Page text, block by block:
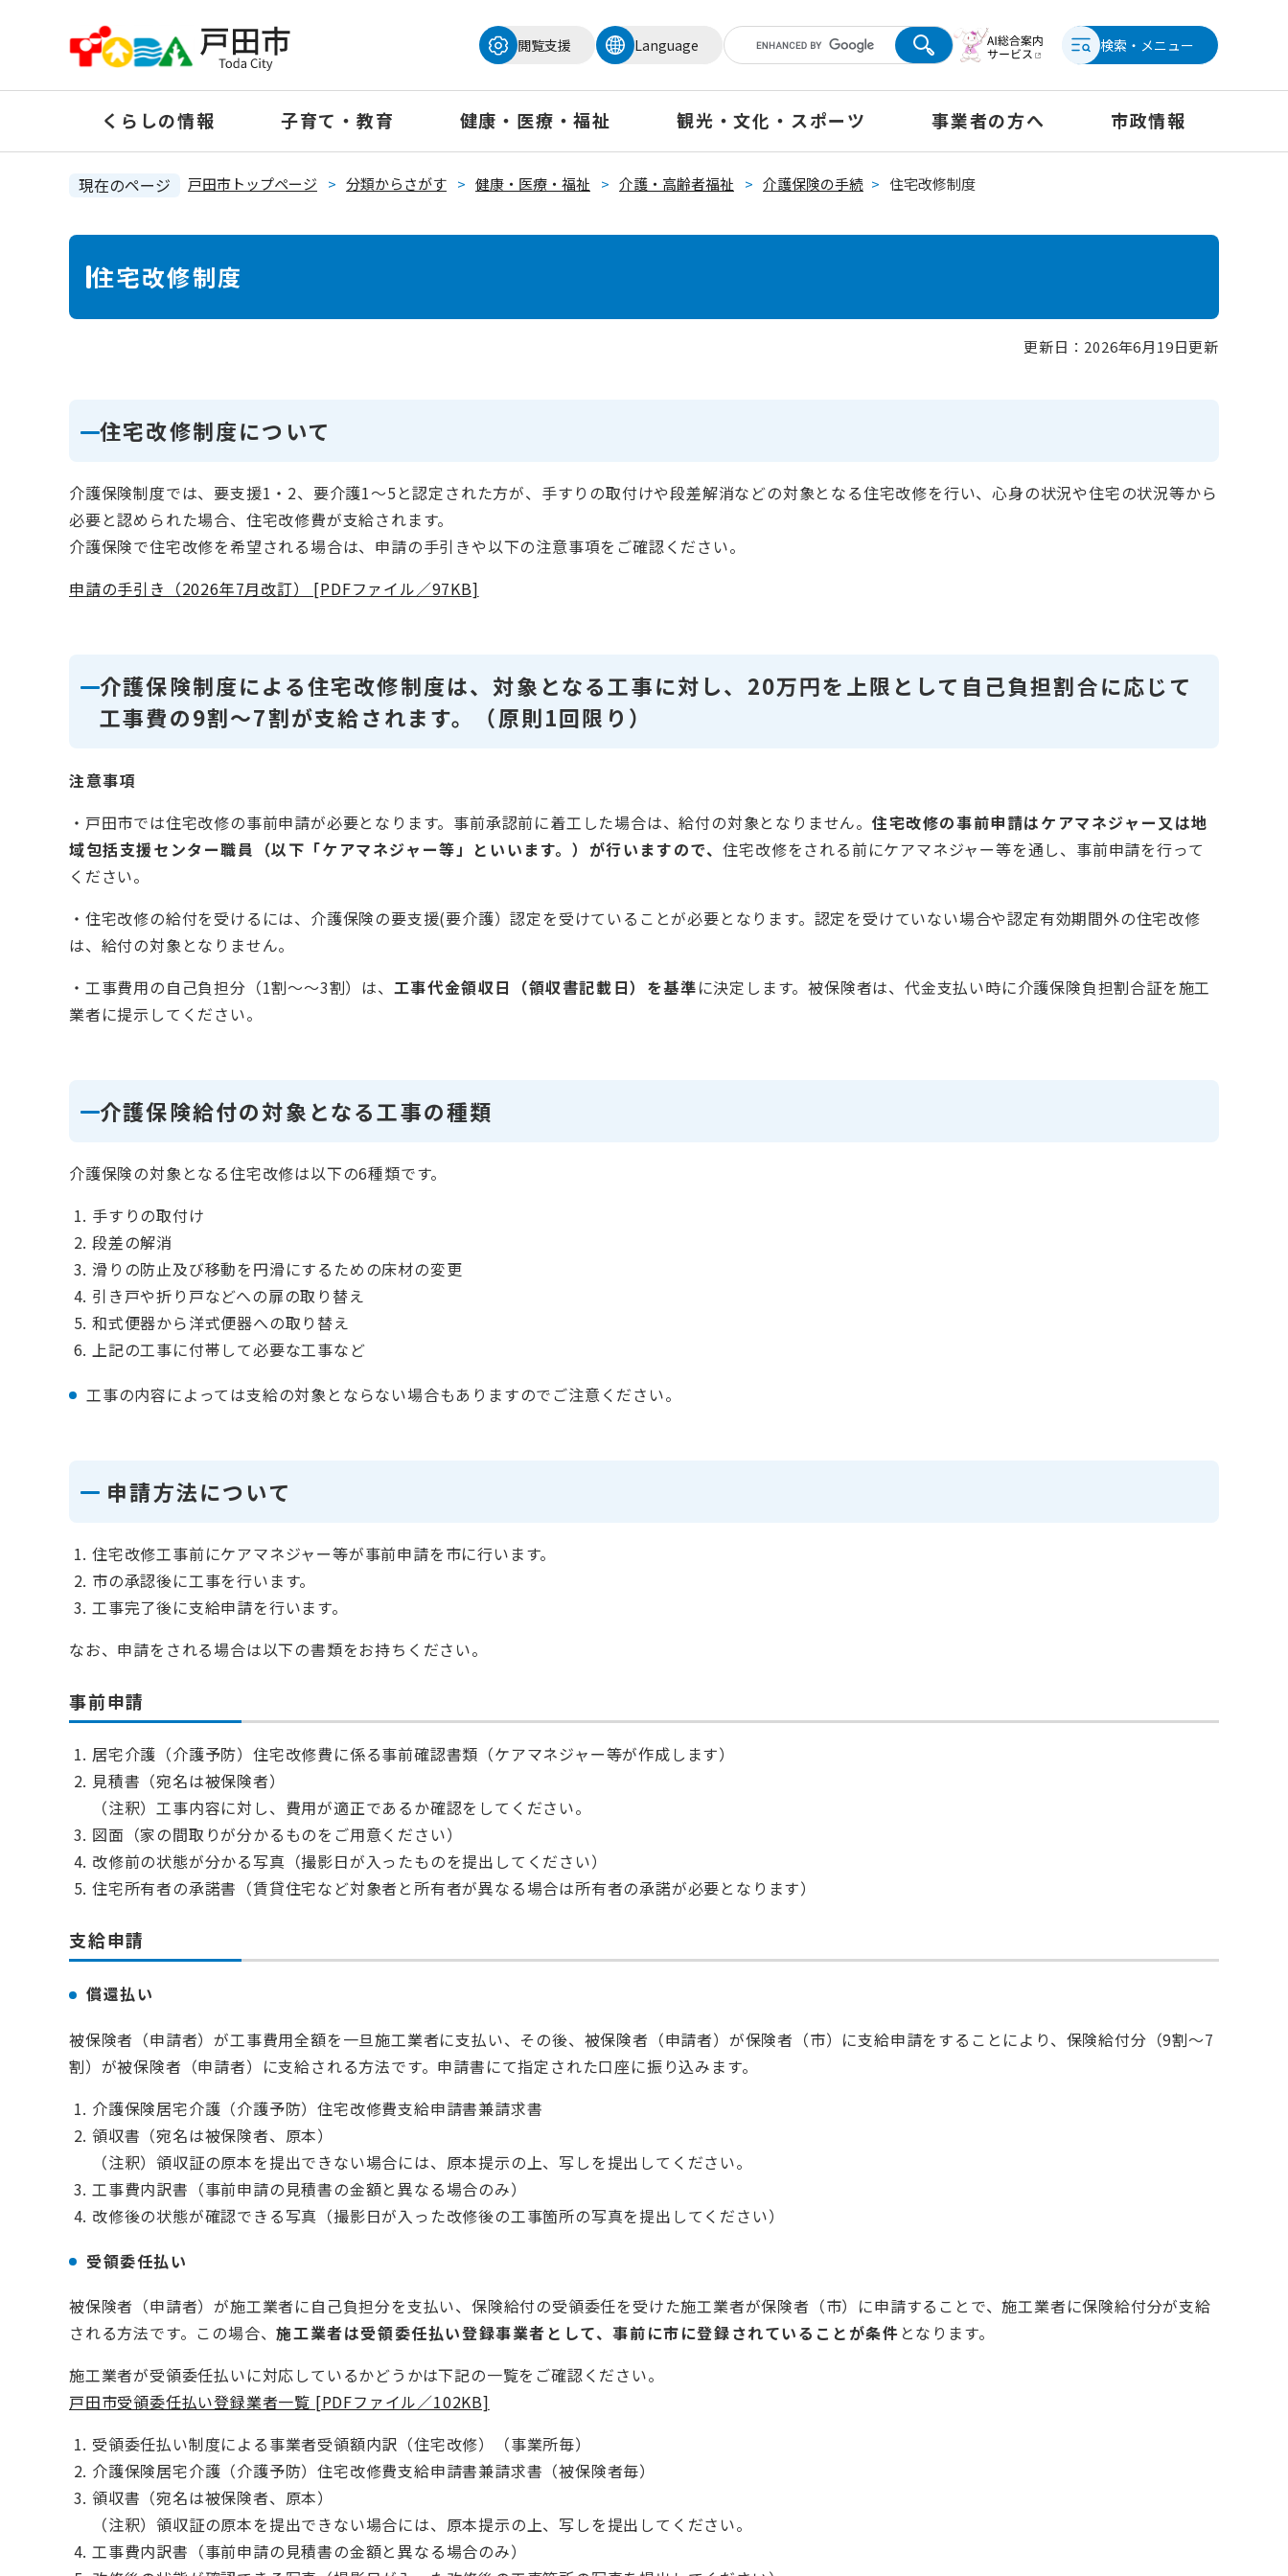
の
頭
閲覧支援
Language 検索・メニュー
くらしの情報 子育て・教育 健康・医療・福祉 観光・文化・スポーツ 事業者の方へ 市政情報
現在のページ 戸田市トップページ > 分類からさがす > 健康・医療・福祉 > 介護・高齢者福祉 > 介護保険の手続 > 住宅改修制度
本
住宅改修制度
更新日：2026年6月19日更新
住宅改修制度について
介護保険制度では、要支援1・2、要介護1～5と認定された方が、手すりの取付けや段差解消などの対象となる住宅改修を行い、心身の状況や住宅の状況等から
必要と認められた場合、住宅改修費が支給されます。
介護保険で住宅改修を希望される場合は、申請の手引きや以下の注意事項をご確認ください。
申請の手引き（2026年7月改訂） [PDFファイル／97KB]
介護保険制度による住宅改修制度は、対象となる工事に対し、20万円を上限として自己負担割合に応じて
工事費の9割～7割が支給されます。（原則1回限り）
注意事項
・戸田市では住宅改修の事前申請が必要となります。事前承認前に着工した場合は、給付の対象となりません。 住宅改修の事前申請はケアマネジャー又は地
域包括支援センター職員（以下「ケアマネジャー等」といいます。）が行いますので、住宅改修をされる前にケアマネジャー等を通し、事前申請を行って
ください。
・住宅改修の給付を受けるには、介護保険の要支援(要介護）認定を受けていることが必要となります。認定を受けていない場合や認定有効期間外の住宅改修
は、給付の対象となりません。
・工事費用の自己負担分（1割～～3割）は、 工事代金領収日（領収書記載日）を基準に決定します。被保険者は、代金支払い時に介護保険負担割合証を施工
業者に提示してください。
介護保険給付の対象となる工事の種類
介護保険の対象となる住宅改修は以下の6種類です。
手すりの取付け
段差の解消
滑りの防止及び移動を円滑にするための床材の変更
引き戸や折り戸などへの扉の取り替え
和式便器から洋式便器への取り替え
上記の工事に付帯して必要な工事など
工事の内容によっては支給の対象とならない場合もありますのでご注意ください。
申請方法について
住宅改修工事前にケアマネジャー等が事前申請を市に行います。
市の承認後に工事を行います。
工事完了後に支給申請を行います。
なお、申請をされる場合は以下の書類をお持ちください。
事前申請
居宅介護（介護予防）住宅改修費に係る事前確認書類（ケアマネジャー等が作成します）
見積書（宛名は被保険者）
（注釈）工事内容に対し、費用が適正であるか確認をしてください。
図面（家の間取りが分かるものをご用意ください）
改修前の状態が分かる写真（撮影日が入ったものを提出してください）
住宅所有者の承諾書（賃貸住宅など対象者と所有者が異なる場合は所有者の承諾が必要となります）
支給申請
償還払い
被保険者（申請者）が工事費用全額を一旦施工業者に支払い、その後、被保険者（申請者）が保険者（市）に支給申請をすることにより、保険給付分（9割～7
割）が被保険者（申請者）に支給される方法です。申請書にて指定された口座に振り込みます。
介護保険居宅介護（介護予防）住宅改修費支給申請書兼請求書
領収書（宛名は被保険者、原本）
（注釈）領収証の原本を提出できない場合には、原本提示の上、写しを提出してください。
工事費内訳書（事前申請の見積書の金額と異なる場合のみ）
改修後の状態が確認できる写真（撮影日が入った改修後の工事箇所の写真を提出してください）
受領委任払い
被保険者（申請者）が施工業者に自己負担分を支払い、保険給付の受領委任を受けた施工業者が保険者（市）に申請することで、施工業者に保険給付分が支給
される方法です。この場合、施工業者は受領委任払い登録事業者として、事前に市に登録されていることが条件 となります。
施工業者が受領委任払いに対応しているかどうかは下記の一覧をご確認ください。
戸田市受領委任払い登録業者一覧 [PDFファイル／102KB]
受領委任払い制度による事業者受領額内訳（住宅改修）（事業所毎）
介護保険居宅介護（介護予防）住宅改修費支給申請書兼請求書（被保険者毎）
領収書（宛名は被保険者、原本）
（注釈）領収証の原本を提出できない場合には、原本提示の上、写しを提出してください。
工事費内訳書（事前申請の見積書の金額と異なる場合のみ）